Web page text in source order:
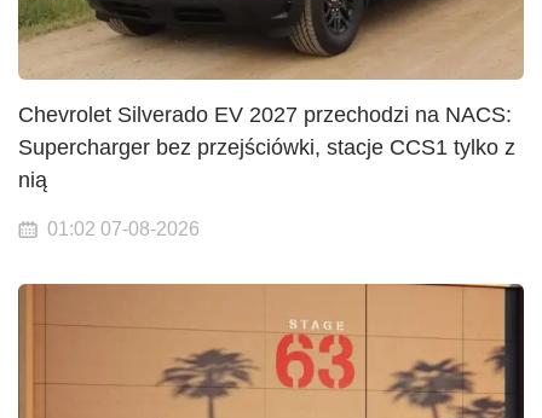
Chevrolet Silverado EV 2027 przechodzi na NACS:
Supercharger bez przejściówki, stacje CCS1 tylko z
nią
01:02 07-08-2026